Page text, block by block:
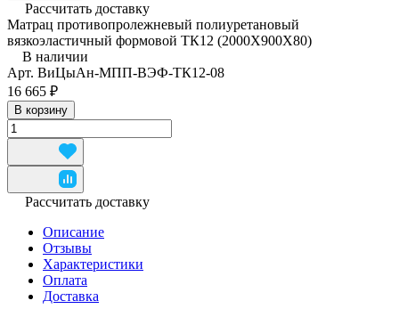
Рассчитать доставку
Матрац противопролежневый полиуретановый
вязкоэластичный формовой ТК12 (2000Х900Х80)
В наличии
Арт. ВиЦыАн-МПП-ВЭФ-ТК12-08
16 665 ₽
В корзину
Рассчитать доставку
Описание
Отзывы
Характеристики
Оплата
Доставка